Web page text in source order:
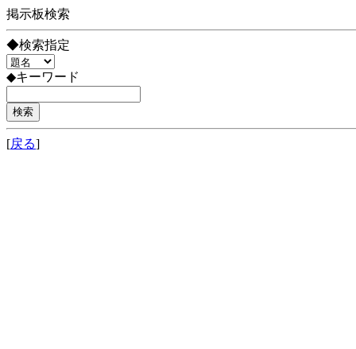
掲示板検索
◆検索指定
◆キーワード
[戻る]